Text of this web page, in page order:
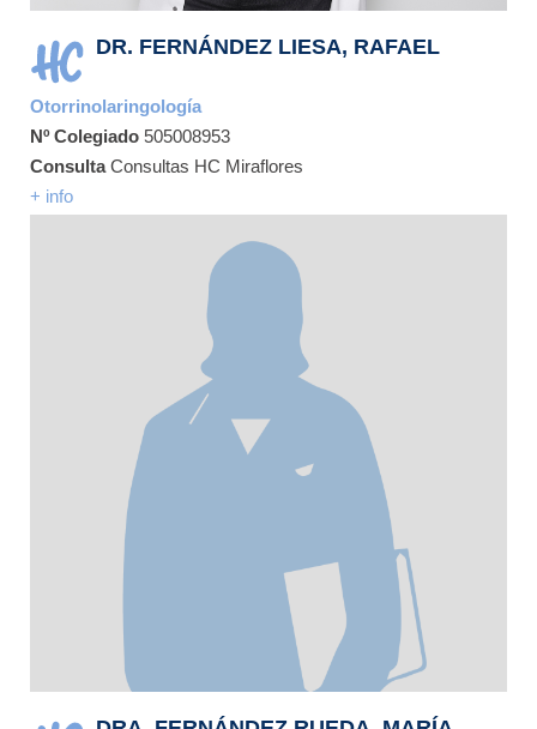
DR. FERNÁNDEZ LIESA, RAFAEL
Otorrinolaringología
Nº Colegiado 505008953
ConsultaConsultas HC Miraflores
+ info